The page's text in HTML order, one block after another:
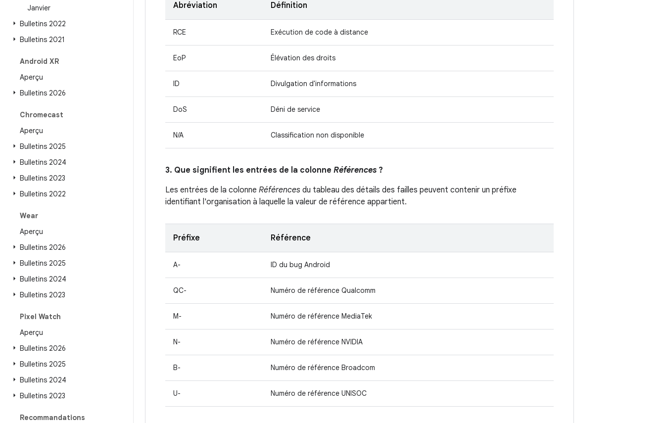
Janvier
Bulletins 2022
Bulletins 2021
Android XR
Aperçu
Bulletins 2026
Chromecast
Aperçu
Bulletins 2025
Bulletins 2024
Bulletins 2023
Bulletins 2022
Wear
Aperçu
Bulletins 2026
Bulletins 2025
Bulletins 2024
Bulletins 2023
Pixel Watch
Aperçu
Bulletins 2026
Bulletins 2025
Bulletins 2024
Bulletins 2023
Recommandations
Abréviation Définition
RCE Exécution de code à distance
EoP Élévation des droits
ID Divulgation d'informations
DoS Déni de service
N/A Classification non disponible
3. Que signifient les entrées de la colonne Références ?
Les entrées de la colonne Références du tableau des détails des failles peuvent contenir un préfixe
identifiant l'organisation à laquelle la valeur de référence appartient.
Préfixe Référence
A- ID du bug Android
QC- Numéro de référence Qualcomm
M- Numéro de référence MediaTek
N- Numéro de référence NVIDIA
B- Numéro de référence Broadcom
U- Numéro de référence UNISOC